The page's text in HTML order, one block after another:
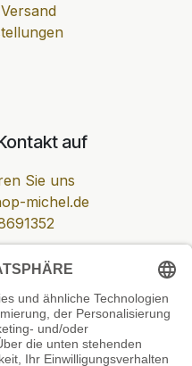
auf
Sie uns
michel.de